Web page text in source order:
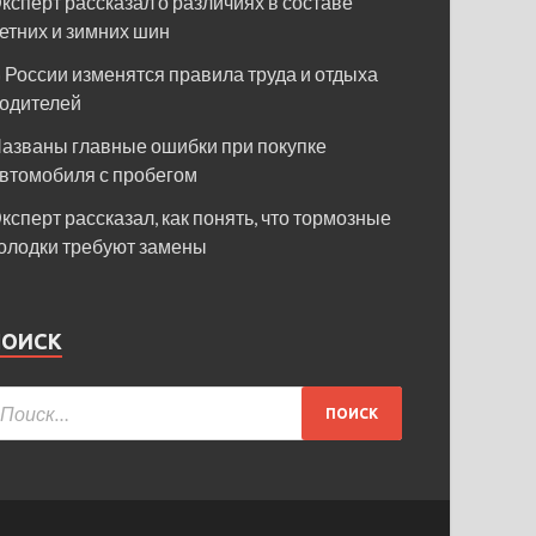
и зимних шин
России изменятся правила труда и отдыха
главные ошибки при покупке
с пробегом
рассказал, как понять, что тормозные
требуют замены